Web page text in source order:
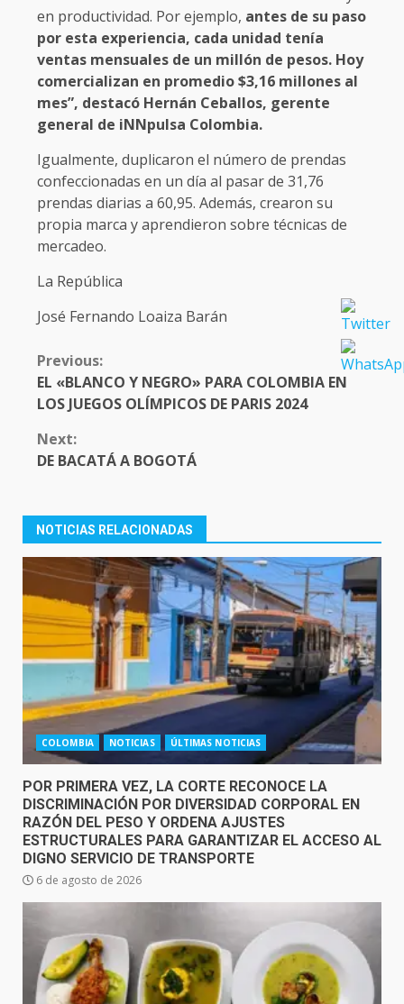
en productividad. Por ejemplo, antes de su paso
por esta experiencia, cada unidad tenía
ventas mensuales de un millón de pesos. Hoy
comercializan en promedio $3,16 millones al
mes”, destacó Hernán Ceballos, gerente
general de iNNpulsa Colombia.
Igualmente, duplicaron el número de prendas
confeccionadas en un día al pasar de 31,76
prendas diarias a 60,95. Además, crearon su
propia marca y aprendieron sobre técnicas de
mercadeo.
La República
José Fernando Loaiza Barán
CONTINUE
READING
Previous:
EL «BLANCO Y NEGRO» PARA COLOMBIA EN
LOS JUEGOS OLÍMPICOS DE PARIS 2024
Next:
DE BACATÁ A BOGOTÁ
NOTICIAS RELACIONADAS
COLOMBIA NOTICIAS ÚLTIMAS NOTICIAS
POR PRIMERA VEZ, LA CORTE RECONOCE LA
DISCRIMINACIÓN POR DIVERSIDAD CORPORAL EN
RAZÓN DEL PESO Y ORDENA AJUSTES
ESTRUCTURALES PARA GARANTIZAR EL ACCESO AL
DIGNO SERVICIO DE TRANSPORTE
6 de agosto de 2026